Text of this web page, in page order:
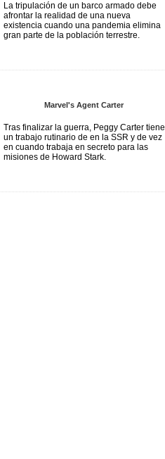
La tripulación de un barco armado debe
afrontar la realidad de una nueva
existencia cuando una pandemia elimina
gran parte de la población terrestre.
Marvel's Agent Carter
Tras finalizar la guerra, Peggy Carter tiene
un trabajo rutinario de en la SSR y de vez
en cuando trabaja en secreto para las
misiones de Howard Stark.